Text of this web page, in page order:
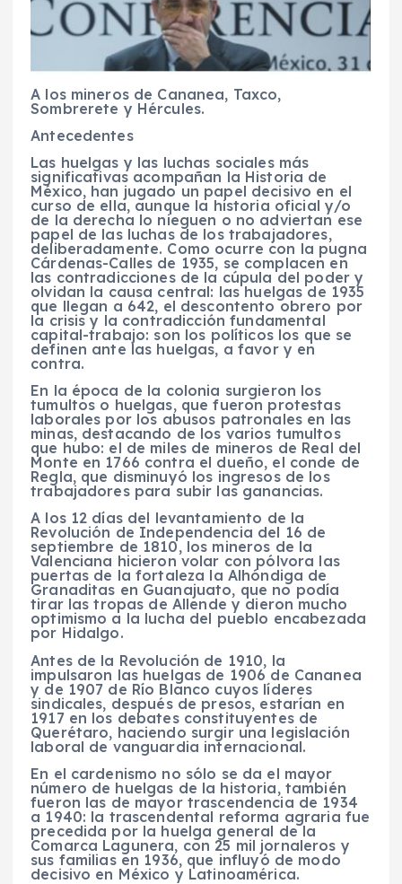
A los mineros de Cananea, Taxco,
Sombrerete y Hércules.
Antecedentes
Las huelgas y las luchas sociales más
significativas acompañan la Historia de
México, han jugado un papel decisivo en el
curso de ella, aunque la historia oficial y/o
de la derecha lo nieguen o no adviertan ese
papel de las luchas de los trabajadores,
deliberadamente. Como ocurre con la pugna
Cárdenas-Calles de 1935, se complacen en
las contradicciones de la cúpula del poder y
olvidan la causa central: las huelgas de 1935
que llegan a 642, el descontento obrero por
la crisis y la contradicción fundamental
capital-trabajo: son los políticos los que se
definen ante las huelgas, a favor y en
contra.
En la época de la colonia surgieron los
tumultos o huelgas, que fueron protestas
laborales por los abusos patronales en las
minas, destacando de los varios tumultos
que hubo: el de miles de mineros de Real del
Monte en 1766 contra el dueño, el conde de
Regla, que disminuyó los ingresos de los
trabajadores para subir las ganancias.
A los 12 días del levantamiento de la
Revolución de Independencia del 16 de
septiembre de 1810, los mineros de la
Valenciana hicieron volar con pólvora las
puertas de la fortaleza la Alhóndiga de
Granaditas en Guanajuato, que no podía
tirar las tropas de Allende y dieron mucho
optimismo a la lucha del pueblo encabezada
por Hidalgo.
Antes de la Revolución de 1910, la
impulsaron las huelgas de 1906 de Cananea
y de 1907 de Río Blanco cuyos líderes
sindicales, después de presos, estarían en
1917 en los debates constituyentes de
Querétaro, haciendo surgir una legislación
laboral de vanguardia internacional.
En el cardenismo no sólo se da el mayor
número de huelgas de la historia, también
fueron las de mayor trascendencia de 1934
a 1940: la trascendental reforma agraria fue
precedida por la huelga general de la
Comarca Lagunera, con 25 mil jornaleros y
sus familias en 1936, que influyó de modo
decisivo en México y Latinoamérica.